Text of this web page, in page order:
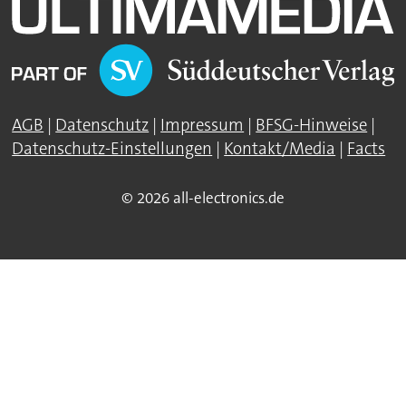
AGB | Datenschutz | Impressum | BFSG-Hinweise |
Datenschutz-Einstellungen | Kontakt/Media | Facts
© 2026 all-electronics.de